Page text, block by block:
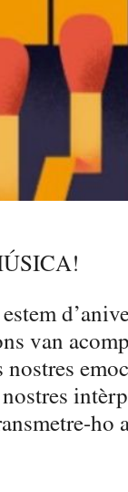
van
ho